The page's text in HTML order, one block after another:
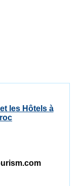
les Hôtels à